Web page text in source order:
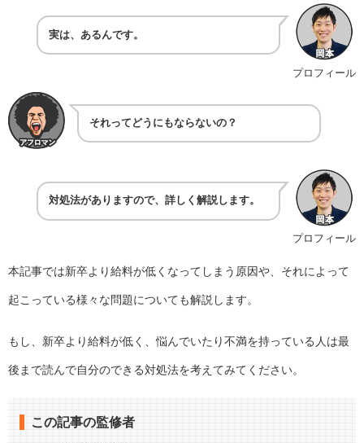
プロフィール
実は、あるんです。
それってどうにもならないの？
プロフィール
対処法がありますので、詳しく解説します。
本記事では新卒より給料が低くなってしまう原因や、それによって
起こっている様々な問題についても解説します。
もし、新卒より給料が低く、悩んでいたり不満を持っている人は最
後まで読んで自分のできる対処法を考えてみてください。
この記事の監修者